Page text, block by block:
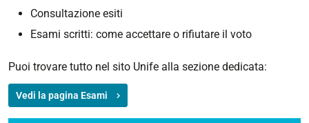
Consultazione esiti
Esami scritti: come accettare o rifiutare il voto
Puoi trovare tutto nel sito Unife alla sezione dedicata:
Vedi la pagina Esami